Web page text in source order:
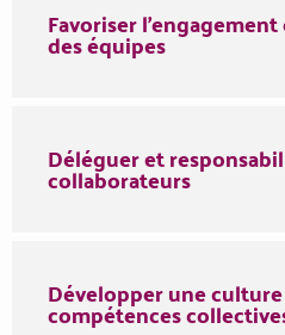
Favoriser
des équipes
Déléguer et
collaborateurs
Développer une
compétences